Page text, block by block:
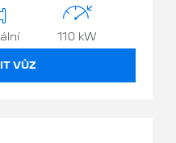
110 kW
VŮZ